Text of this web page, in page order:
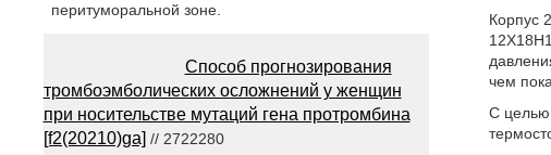
Корпус
чем
С целью
перитуморальной зоне.
Способ прогнозирования
тромбоэмболических осложнений у женщин
при носительстве мутаций гена протромбина
[f2(20210)ga] // 2722280